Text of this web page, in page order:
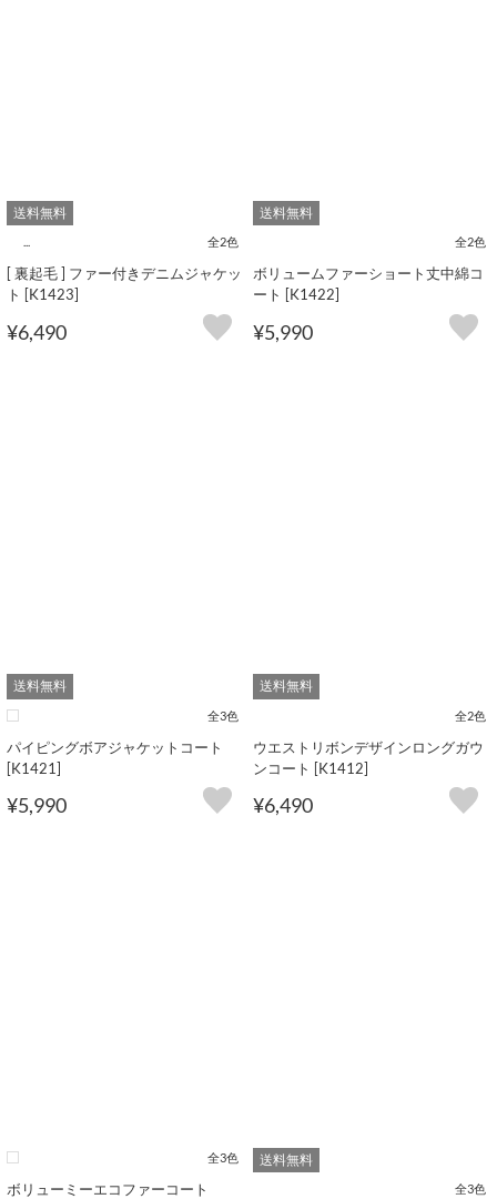
送料無料
全2色
[ 裏起毛 ] ファー付きデニムジャケッ
ト [K1423]
¥6,490
送料無料
全2色
ボリュームファーショート丈中綿コ
ート [K1422]
¥5,990
送料無料
全3色
パイピングボアジャケットコート
[K1421]
¥5,990
送料無料
全2色
ウエストリボンデザインロングガウ
ンコート [K1412]
¥6,490
全3色
ボリューミーエコファーコート
送料無料
全3色